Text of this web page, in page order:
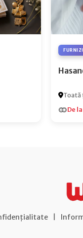
Toată
De